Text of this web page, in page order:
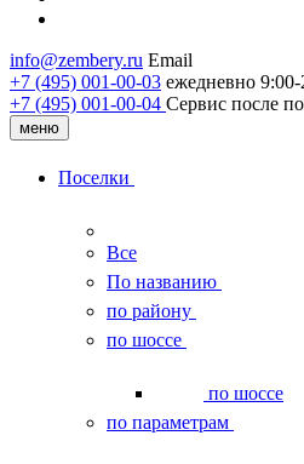
info@zembery.ru Email
+7 (495) 001-00-03 ежедневно 9:00-
+7 (495) 001‑00‑04 Сервис после
меню
Поселки
Все
По названию
по району
по шоссе
по шоссе
по параметрам